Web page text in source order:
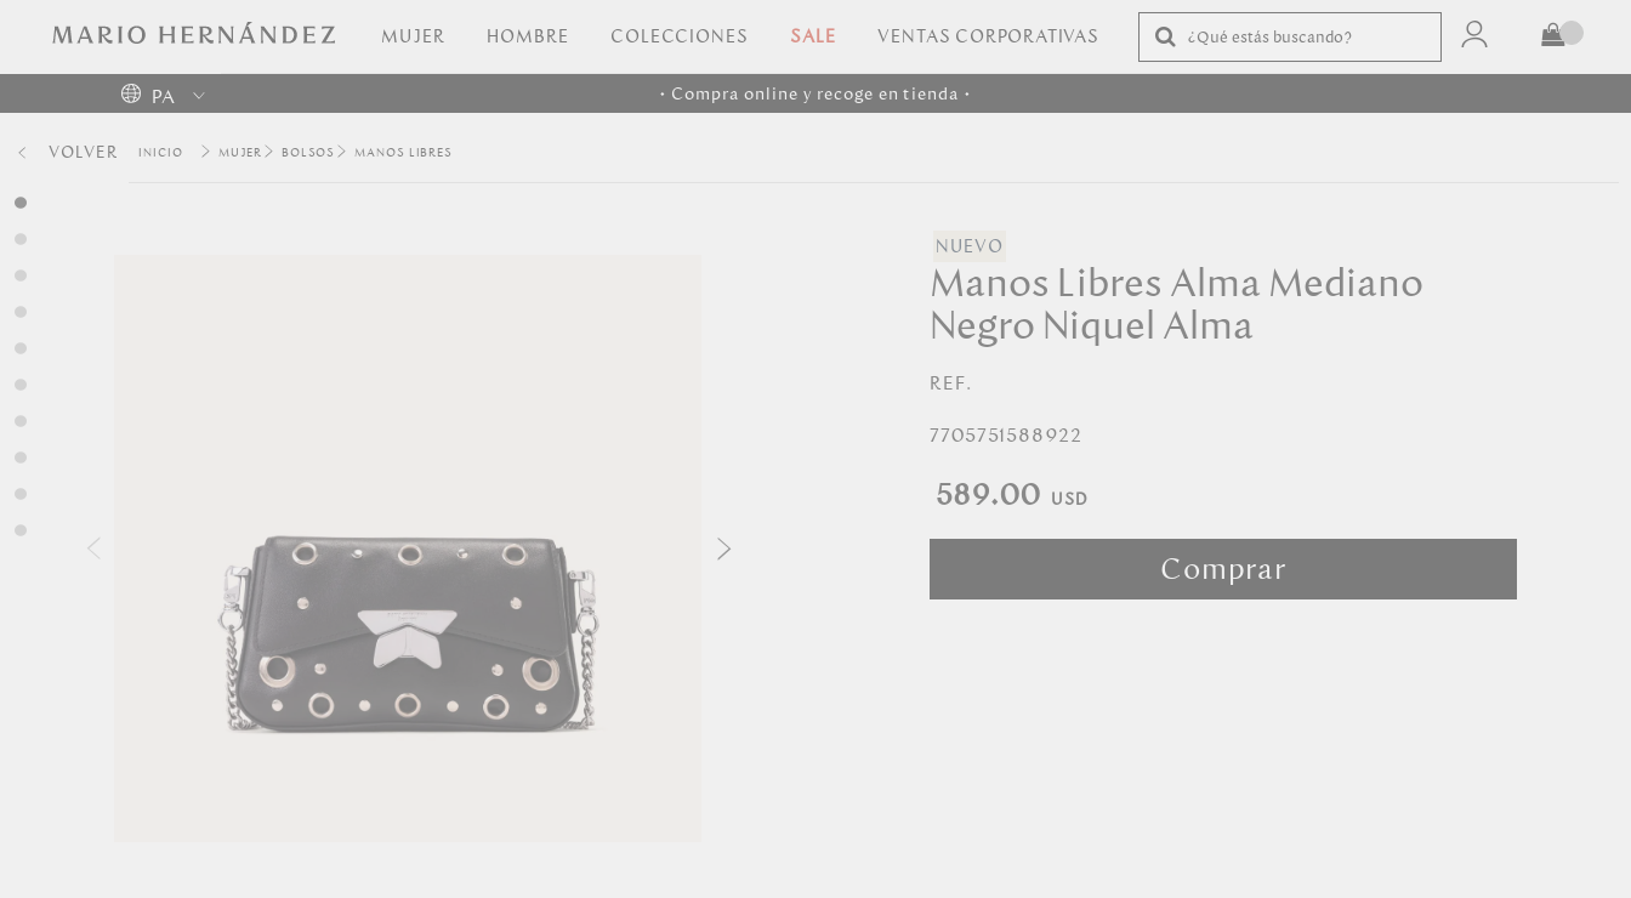
MUJER HOMBRE COLECCIONES SALE VENTAS CORPORATIVAS
PA
Colombia
• Compra online y recoge en tienda •
VOLVER MUJER BOLSOS MANOS LIBRES
Manos Libres Alma Mediano
Negro Niquel Alma
REF.
7705751588922
589.00
Comprar